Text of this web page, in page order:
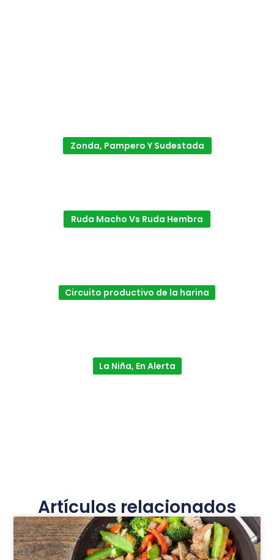
Zonda, Pampero Y Sudestada
Ruda Macho Vs Ruda Hembra
Circuito productivo de la harina
La Niña, En Alerta
Artículos relacionados